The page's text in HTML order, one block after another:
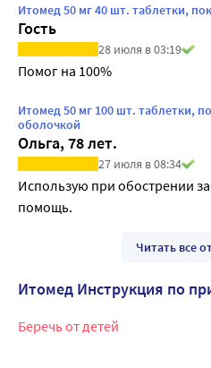
Итомед 50 мг 40 шт. таблетки,
Гость
28 июля в 03:19
Помог на 100%
Итомед 50 мг 100 шт. таблетки,
оболочкой
Ольга, 78 лет.
27 июля в 08:34
Использую при обострении
помощь.
Читать все
Итомед Инструкция по
Беречь от детей